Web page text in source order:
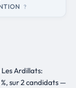
?
Ardillats:
sur 2 candidats —